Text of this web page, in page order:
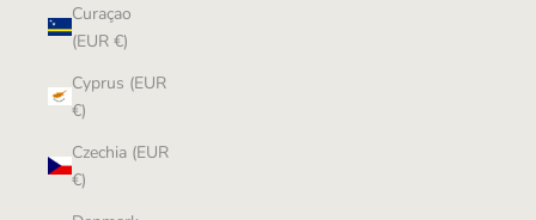
Curaçao
(EUR €)
Cyprus (EUR
€)
Czechia (EUR
€)